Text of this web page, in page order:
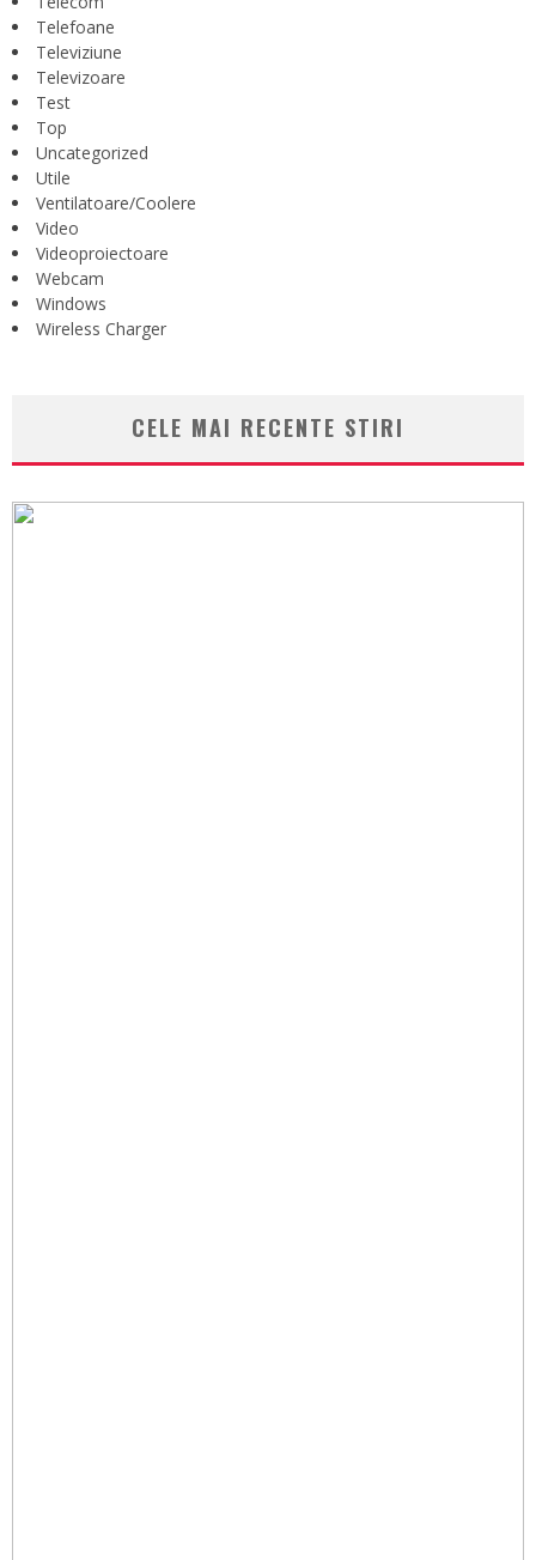
Telefoane
Televiziune
Televizoare
Test
Top
Uncategorized
Utile
Ventilatoare/Coolere
Video
Videoproiectoare
Webcam
Windows
Wireless Charger
CELE MAI RECENTE STIRI